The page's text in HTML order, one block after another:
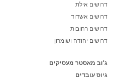
דרושים אילת
דרושים אשדוד
דרושים רחובות
דרושים יהודה ושומרון
ג'וב מאסטר מעסיקים
גיוס עובדים